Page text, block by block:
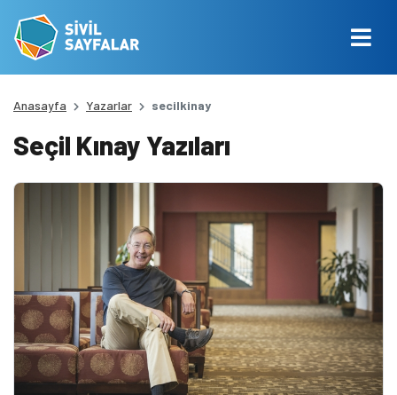
Anasayfa Yazarlar secilkinay
Seçil Kınay Yazıları